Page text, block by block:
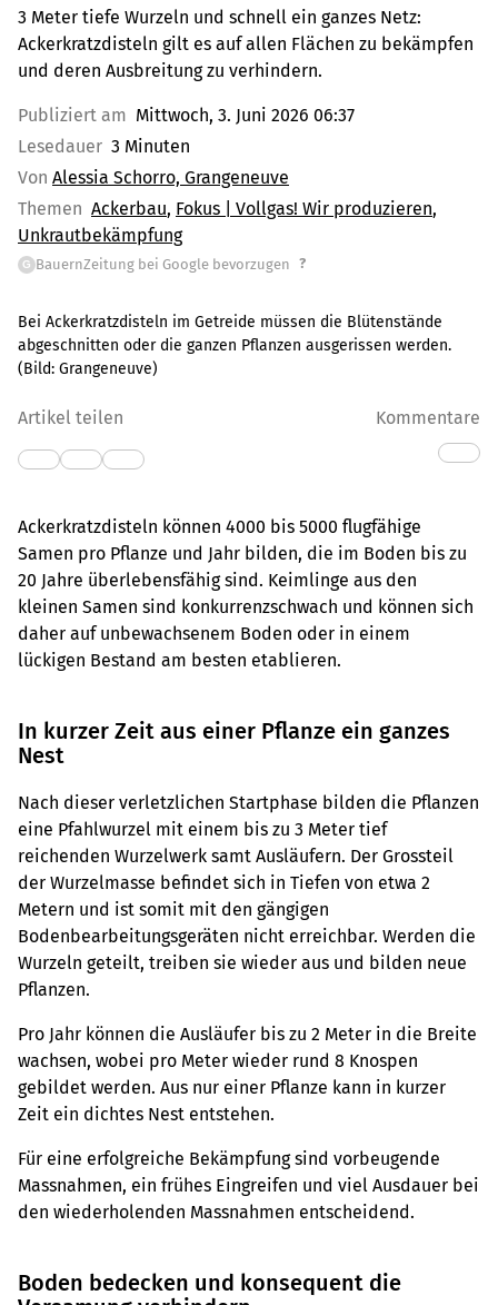
3 Meter tiefe Wurzeln und schnell ein ganzes Netz:
Ackerkratzdisteln gilt es auf allen Flächen zu bekämpfen
und deren Ausbreitung zu verhindern.
Publiziert am Mittwoch, 3. Juni 2026 06:37
Lesedauer 3 Minuten
Von Alessia Schorro, Grangeneuve
Themen Ackerbau Fokus | Vollgas! Wir produzieren
Unkrautbekämpfung
G BauernZeitung bei Google bevorzugen ?
Bei Ackerkratzdisteln im Getreide müssen die Blütenstände
abgeschnitten oder die ganzen Pflanzen ausgerissen werden.
(Bild: Grangeneuve)
Artikel teilen Kommentare
Ackerkratzdisteln können 4000 bis 5000 flugfähige
Samen pro Pflanze und Jahr bilden, die im Boden bis zu
20 Jahre überlebensfähig sind. Keimlinge aus den
kleinen Samen sind konkurrenzschwach und können sich
daher auf unbewachsenem Boden oder in einem
lückigen Bestand am besten etablieren.
In kurzer Zeit aus einer Pflanze ein ganzes
Nest
Nach dieser verletzlichen Startphase bilden die Pflanzen
eine Pfahlwurzel mit einem bis zu 3 Meter tief
reichenden Wurzelwerk samt Ausläufern. Der Grossteil
der Wurzelmasse befindet sich in Tiefen von etwa 2
Metern und ist somit mit den gängigen
Bodenbearbeitungsgeräten nicht erreichbar. Werden die
Wurzeln geteilt, treiben sie wieder aus und bilden neue
Pflanzen.
Pro Jahr können die Ausläufer bis zu 2 Meter in die Breite
wachsen, wobei pro Meter wieder rund 8 Knospen
gebildet werden. Aus nur einer Pflanze kann in kurzer
Zeit ein dichtes Nest entstehen.
Für eine erfolgreiche Bekämpfung sind vorbeugende
Massnahmen, ein frühes Eingreifen und viel Ausdauer bei
den wiederholenden Massnahmen entscheidend.
Boden bedecken und konsequent die